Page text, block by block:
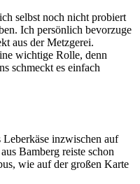
selbst noch nicht probiert
Ich persönlich bevorzuge
aus der Metzgerei.
wichtige Rolle, denn
schmeckt es einfach
Leberkäse inzwischen auf
Bamberg reiste schon
wie auf der großen Karte